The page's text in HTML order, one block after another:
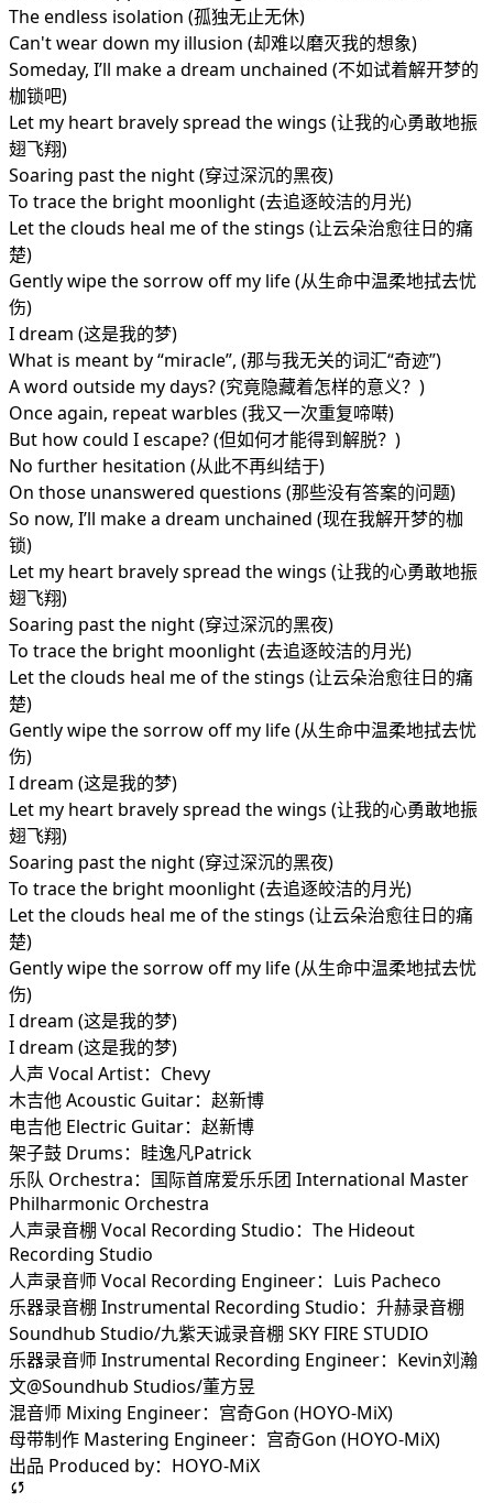
The endless isolation (孤独无止无休)
Can't wear down my illusion (却难以磨灭我的想象)
Someday, I’ll make a dream unchained (不如试着解开梦的
枷锁吧)
Let my heart bravely spread the wings (让我的心勇敢地振
翅飞翔)
Soaring past the night (穿过深沉的黑夜)
To trace the bright moonlight (去追逐皎洁的月光)
Let the clouds heal me of the stings (让云朵治愈往日的痛
楚)
Gently wipe the sorrow off my life (从生命中温柔地拭去忧
伤)
I dream (这是我的梦)
What is meant by “miracle”, (那与我无关的词汇“奇迹”)
A word outside my days? (究竟隐藏着怎样的意义？)
Once again, repeat warbles (我又一次重复啼啭)
But how could I escape? (但如何才能得到解脱？)
No further hesitation (从此不再纠结于)
On those unanswered questions (那些没有答案的问题)
So now, I’ll make a dream unchained (现在我解开梦的枷
锁)
Let my heart bravely spread the wings (让我的心勇敢地振
翅飞翔)
Soaring past the night (穿过深沉的黑夜)
To trace the bright moonlight (去追逐皎洁的月光)
Let the clouds heal me of the stings (让云朵治愈往日的痛
楚)
Gently wipe the sorrow off my life (从生命中温柔地拭去忧
伤)
I dream (这是我的梦)
Let my heart bravely spread the wings (让我的心勇敢地振
翅飞翔)
Soaring past the night (穿过深沉的黑夜)
To trace the bright moonlight (去追逐皎洁的月光)
Let the clouds heal me of the stings (让云朵治愈往日的痛
楚)
Gently wipe the sorrow off my life (从生命中温柔地拭去忧
伤)
I dream (这是我的梦)
I dream (这是我的梦)
人声 Vocal Artist：Chevy
木吉他 Acoustic Guitar：赵新博
电吉他 Electric Guitar：赵新博
架子鼓 Drums：眭逸凡Patrick
乐队 Orchestra：国际首席爱乐乐团 International Master
Philharmonic Orchestra
人声录音棚 Vocal Recording Studio：The Hideout
Recording Studio
人声录音师 Vocal Recording Engineer：Luis Pacheco
乐器录音棚 Instrumental Recording Studio：升赫录音棚
Soundhub Studio/九紫天诚录音棚 SKY FIRE STUDIO
乐器录音师 Instrumental Recording Engineer：Kevin刘瀚
文@Soundhub Studios/董方昱
混音师 Mixing Engineer：宫奇Gon (HOYO-MiX)
母带制作 Mastering Engineer：宫奇Gon (HOYO-MiX)
出品 Produced by：HOYO-MiX